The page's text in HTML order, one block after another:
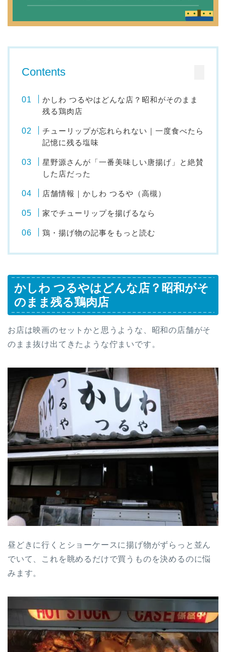
Contents
かしわ つるやはどんな店？昭和がそのまま
残る鶏肉店
チューリップが忘れられない｜一度食べたら
記憶に残る塩味
星野源さんが「一番美味しい唐揚げ」と絶賛
した店だった
店舗情報｜かしわ つるや（高槻）
家でチューリップを揚げるなら
鶏・揚げ物の記事をもっと読む
かしわ つるやはどんな店？昭和がそ
のまま残る鶏肉店
お店は映画のセットかと思うような、昭和の店舗がそ
のまま抜け出てきたような佇まいです。
昼どきに行くとショーケースに揚げ物がずらっと並ん
でいて、これを眺めるだけで買うものを決めるのに悩
みます。